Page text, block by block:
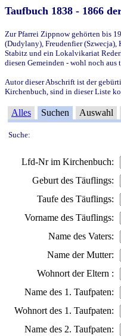
Taufbuch 1838 - 1866
Zur Pfarrei Zippnow gehörten bis
(Dudylany), Freudenfier
Stabitz und ein Lokalvikariat
diesen Gemeinden - wohl noch
Autor dieser Abschrift ist der
Kirchenbuch, sind in dieser Liste
Alles Suchen Auswahl
Suche:
Lfd-Nr im Kirchenbuch:
Geburt des Täuflings:
Taufe des Täuflings:
Vorname des Täuflings:
Name des Vaters:
Name der Mutter:
Wohnort der Eltern :
Name des 1. Taufpaten:
Wohnort des 1. Taufpaten:
Name des 2. Taufpaten: